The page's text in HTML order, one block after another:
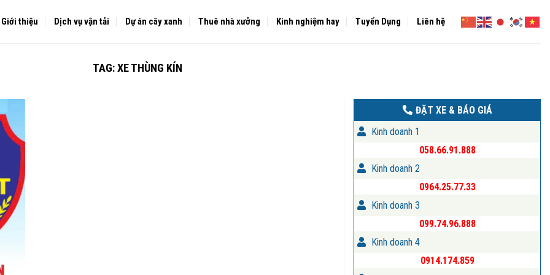
Giới thiệu Dịch vụ vận tải Dự án cây xanh Thuê nhà xưởng Kinh nghiệm hay Tuyển Dụng Liên hệ
TAG:XE THÙNG KÍN
ĐẶT XE & BÁO GIÁ
Kinh doanh 1
058.66.91.888
Kinh doanh 2
0964.25.77.33
Kinh doanh 3
099.74.96.888
Kinh doanh 4
0914.174.859